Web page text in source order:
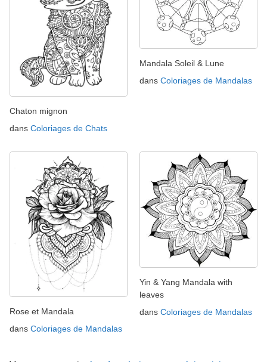
Chaton mignon
dans Coloriages de Chats
Mandala Soleil & Lune
dans Coloriages de Mandalas
Rose et Mandala
dans Coloriages de Mandalas
Yin & Yang Mandala with
leaves
dans Coloriages de Mandalas